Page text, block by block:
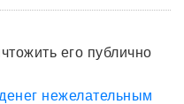
его публично
нежелательным